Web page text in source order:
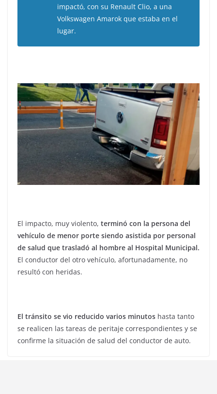
impactó, con su Renault Clio, a una
Volkswagen Amarok que estaba en el
lugar.
El impacto, muy violento, terminó con la persona del
vehículo de menor porte siendo asistida por personal
de salud que trasladó al hombre al Hospital Municipal.
El conductor del otro vehículo, afortunadamente, no
resultó con heridas.
El tránsito se vio reducido varios minutos hasta tanto
se realicen las tareas de peritaje correspondientes y se
confirme la situación de salud del conductor de auto.